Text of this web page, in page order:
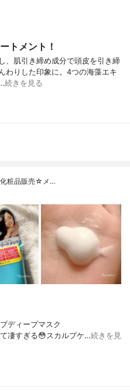
トメント！
、肌引き締め成分で頭皮を引き締
わりした印象に。4つの海藻エキ
続きを見る
粧品販売☆メ…
プディープマスク
て凄すぎる😳スカルプケ…続きを見